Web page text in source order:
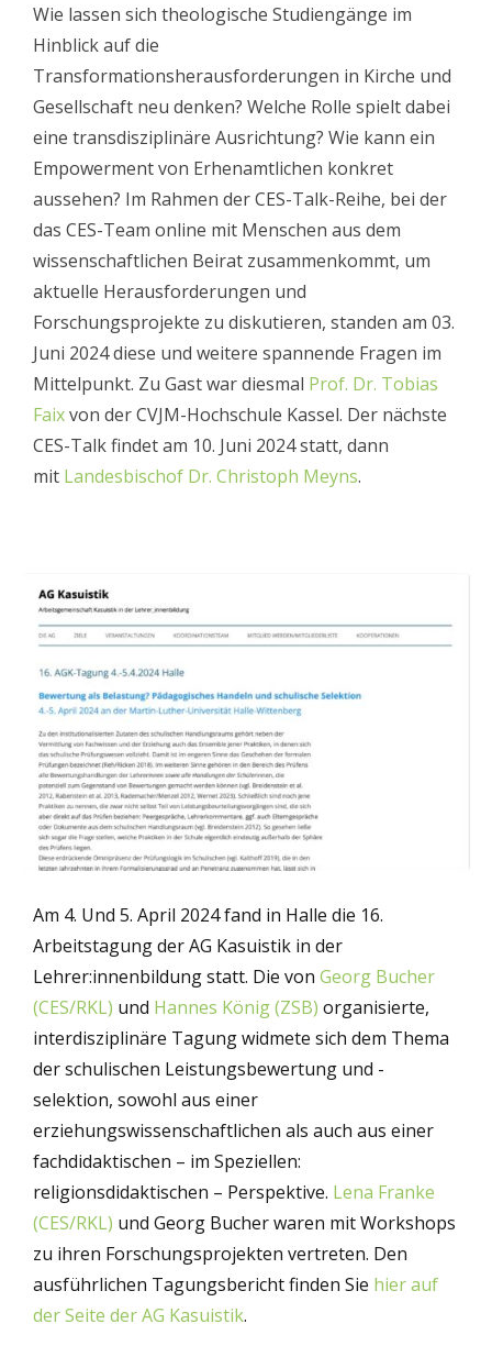
Wie lassen sich theologische Studiengänge im
Hinblick auf die
Transformationsherausforderungen in Kirche und
Gesellschaft neu denken? Welche Rolle spielt dabei
eine transdisziplinäre Ausrichtung? Wie kann ein
Empowerment von Erhenamtlichen konkret
aussehen? Im Rahmen der CES-Talk-Reihe, bei der
das CES-Team online mit Menschen aus dem
wissenschaftlichen Beirat zusammenkommt, um
aktuelle Herausforderungen und
Forschungsprojekte zu diskutieren, standen am 03.
Juni 2024 diese und weitere spannende Fragen im
Mittelpunkt. Zu Gast war diesmal Prof. Dr. Tobias
Faixvon der CVJM-Hochschule Kassel. Der nächste
CES-Talk findet am 10. Juni 2024 statt, dann
mit Landesbischof Dr. Christoph Meyns.
Am 4. Und 5. April 2024 fand in Halle die 16.
Arbeitstagung der AG Kasuistik in der
Lehrer:innenbildung statt. Die von Georg Bucher
(CES/RKL) und Hannes König (ZSB) organisierte,
interdisziplinäre Tagung widmete sich dem Thema
der schulischen Leistungsbewertung und -
selektion, sowohl aus einer
erziehungswissenschaftlichen als auch aus einer
fachdidaktischen – im Speziellen:
religionsdidaktischen – Perspektive. Lena Franke
(CES/RKL) und Georg Bucher waren mit Workshops
zu ihren Forschungsprojekten vertreten. Den
ausführlichen Tagungsbericht finden Sie hier auf
der Seite der AG Kasuistik.